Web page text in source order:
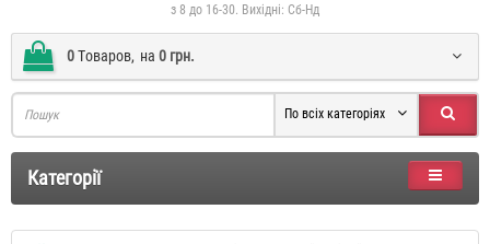
з 8 до 16-30. Вихідні: Сб-Нд
0Tоваров, на 0 грн.
По всіх категоріях
Категорії